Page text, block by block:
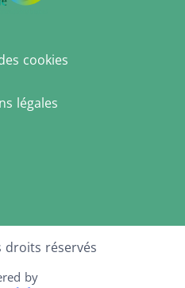
cookies
légales
droits réservés
by